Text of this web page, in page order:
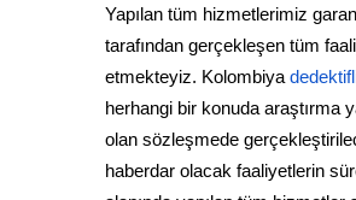
Yapılan tüm hizmetlerimiz
tarafından gerçekleşen tüm
etmekteyiz. Kolombiya
herhangi bir konuda araştırma
olan sözleşmede
haberdar olacak faaliyetlerin